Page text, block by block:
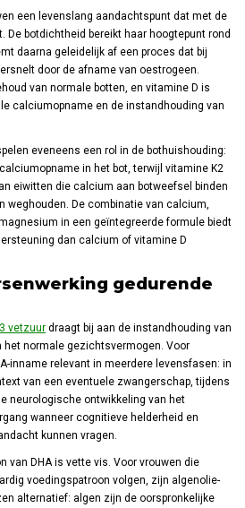
een levenslang aandachtspunt dat met de
De botdichtheid bereikt haar hoogtepunt rond
daarna geleidelijk af een proces dat bij
door de afname van oestrogeen.
van normale botten, en vitamine D is
calciumopname en de instandhouding van
eveneens een rol in de bothuishouding:
in het bot, terwijl vitamine K2
eiwitten die calcium aan botweefsel binden
weghouden. De combinatie van calcium,
in een geïntegreerde formule biedt
dan calcium of vitamine D
gedurende
vetzuur draagt bij aan de instandhouding van
normale gezichtsvermogen. Voor
inname relevant in meerdere levensfasen: in
van een eventuele zwangerschap, tijdens
neurologische ontwikkeling van het
wanneer cognitieve helderheid en
kunnen vragen.
van DHA is vette vis. Voor vrouwen die
voedingspatroon volgen, zijn algenolie-
alternatief: algen zijn de oorspronkelijke